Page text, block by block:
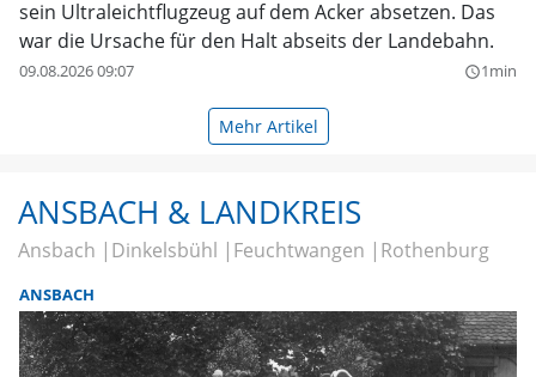
sein Ultraleichtflugzeug auf dem Acker absetzen. Das
war die Ursache für den Halt abseits der Landebahn.
09.08.2026 09:07 query_builder1min
Mehr Artikel
ANSBACH & LANDKREIS
Ansbach Dinkelsbühl Feuchtwangen Rothenburg
ANSBACH